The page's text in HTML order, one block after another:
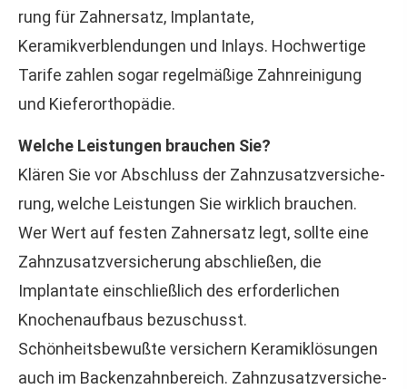
rung für Zahnersatz, Implantate,
Keramikverblendungen und Inlays. Hochwertige
Tarife zahlen sogar regelmäßige Zahnreinigung
und Kieferorthopädie.
Welche Leistungen brauchen Sie?
Klären Sie vor Abschluss der Zahn­zu­satz­ver­si­che­
rung, welche Leistungen Sie wirklich brauchen.
Wer Wert auf festen Zahnersatz legt, sollte eine
Zahn­zu­satz­ver­si­che­rung abschließen, die
Implantate einschließlich des erforderlichen
Knochenaufbaus bezuschusst.
Schönheitsbewußte ver­sichern Keramiklösungen
auch im Backenzahnbereich. Zahn­zu­satz­ver­si­che­